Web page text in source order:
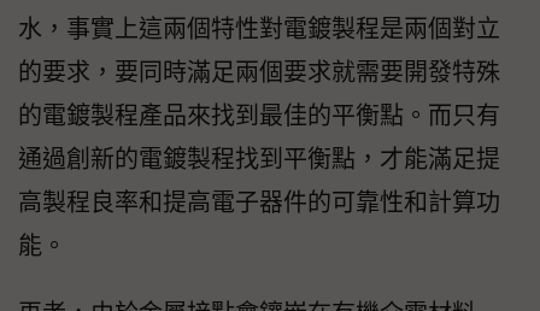
水，事實上這兩個特性對電鍍製程是兩個對立
的要求，要同時滿足兩個要求就需要開發特殊
的電鍍製程產品來找到最佳的平衡點。而只有
通過創新的電鍍製程找到平衡點，才能滿足提
高製程良率和提高電子器件的可靠性和計算功
能。